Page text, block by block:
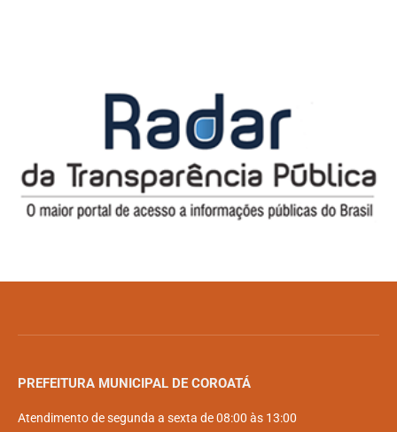
PREFEITURA MUNICIPAL DE COROATÁ
Atendimento de segunda a sexta de 08:00 às 13:00